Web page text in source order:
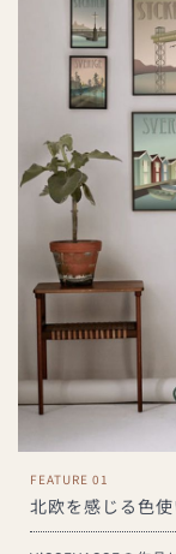
FEATURE 01
北欧を感じる色